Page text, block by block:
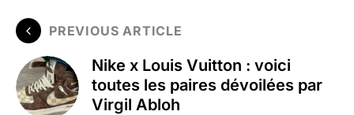
PREVIOUS ARTICLE
Nike x Louis Vuitton : voici
toutes les paires dévoilées par
Virgil Abloh